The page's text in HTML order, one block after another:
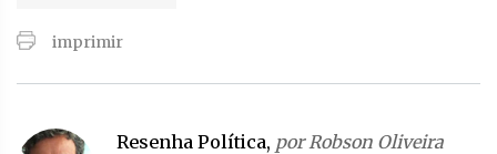
imprimir
Resenha Política, por Robson Oliveira